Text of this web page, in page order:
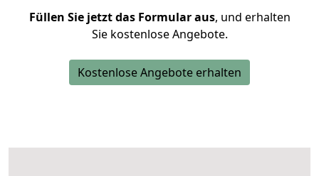
Füllen Sie jetzt das Formular aus, und erhalten
Sie kostenlose Angebote.
Kostenlose Angebote erhalten